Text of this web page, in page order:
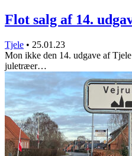
Flot salg af 14.
Tjele • 25.01.23
Mon ikke den 14. udgave af
juletræer…